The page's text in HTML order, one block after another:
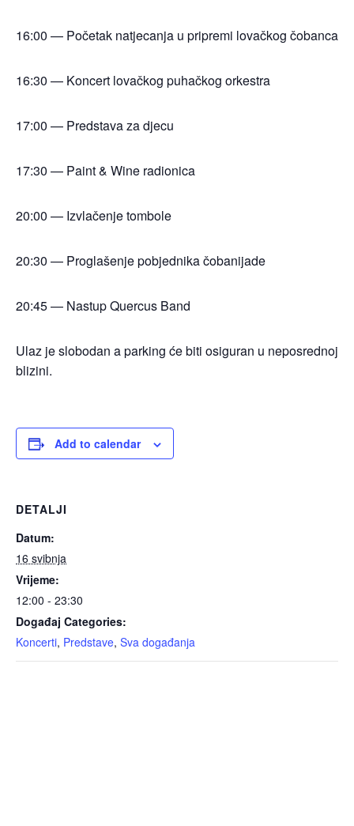
16:00 — Početak natjecanja u pripremi lovačkog čobanca
16:30 — Koncert lovačkog puhačkog orkestra
17:00 — Predstava za djecu
17:30 — Paint & Wine radionica
20:00 — Izvlačenje tombole
20:30 — Proglašenje pobjednika čobanijade
20:45 — Nastup Quercus Band
Ulaz je slobodan a parking će biti osiguran u neposrednoj
blizini.
Add to calendar
DETALJI
Datum:
16 svibnja
Vrijeme:
12:00 - 23:30
Događaj Categories:
Koncerti, Predstave, Sva događanja